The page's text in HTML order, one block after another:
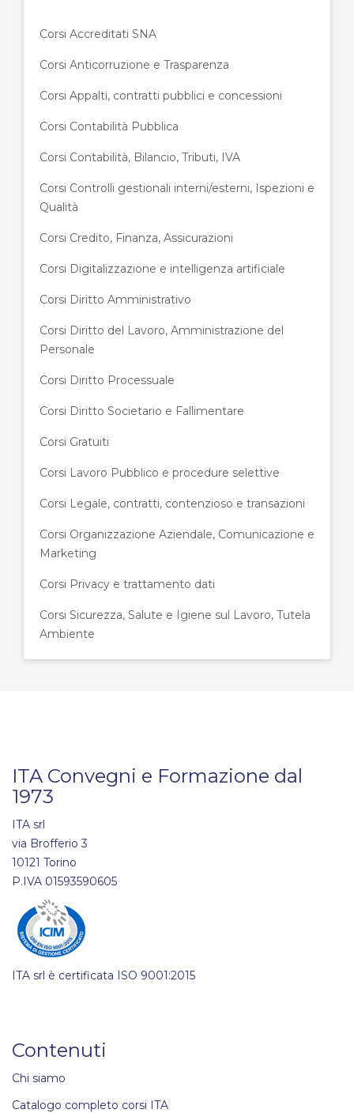
Corsi Accreditati SNA
Corsi Anticorruzione e Trasparenza
Corsi Appalti, contratti pubblici e concessioni
Corsi Contabilità Pubblica
Corsi Contabilità, Bilancio, Tributi, IVA
Corsi Controlli gestionali interni/esterni, Ispezioni e
Qualità
Corsi Credito, Finanza, Assicurazioni
Corsi Digitalizzazione e intelligenza artificiale
Corsi Diritto Amministrativo
Corsi Diritto del Lavoro, Amministrazione del
Personale
Corsi Diritto Processuale
Corsi Diritto Societario e Fallimentare
Corsi Gratuiti
Corsi Lavoro Pubblico e procedure selettive
Corsi Legale, contratti, contenzioso e transazioni
Corsi Organizzazione Aziendale, Comunicazione e
Marketing
Corsi Privacy e trattamento dati
Corsi Sicurezza, Salute e Igiene sul Lavoro, Tutela
Ambiente
ITA Convegni e Formazione dal
1973
ITA srl
via Brofferio 3
10121 Torino
P.IVA 01593590605
ITA srl è certificata ISO 9001:2015
Contenuti
Chi siamo
Catalogo completo corsi ITA